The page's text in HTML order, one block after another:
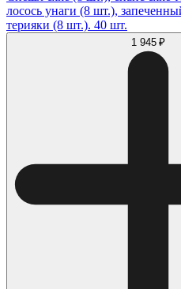
лосось унаги (8 шт.),
терияки (8 шт.). 40 шт.
1 945 ₽